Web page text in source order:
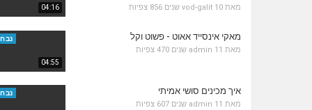
04:16 מאת vod-galit 10 שנים 856 צפיות
04:55
מאקי אינסייד אאוט - פשוט וקל
מאת admin 11 שנים 470 צפיות
איך מכינים סושי אמיתי
מאת admin 11 שנים 607 צפיות